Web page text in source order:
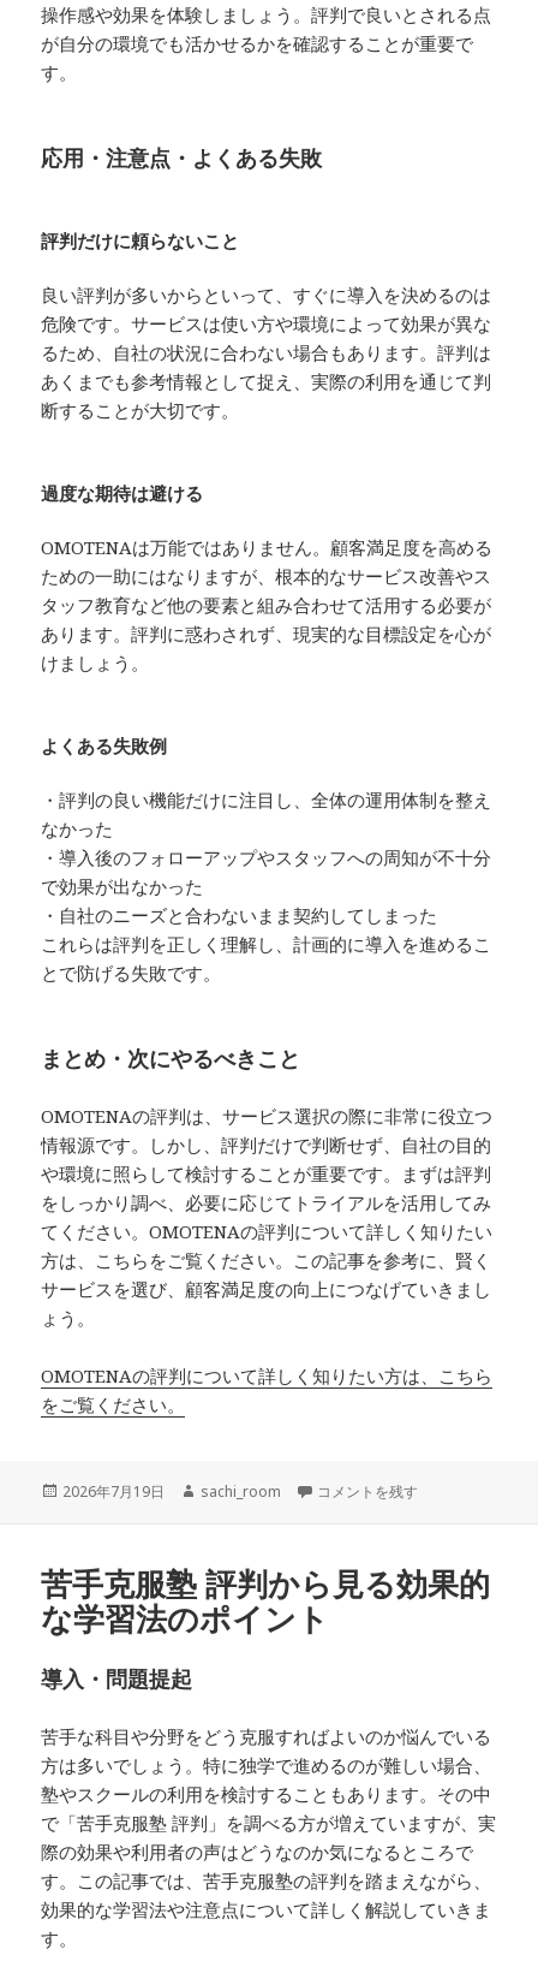
操作感や効果を体験しましょう。評判で良いとされる点
が自分の環境でも活かせるかを確認することが重要で
す。
応用・注意点・よくある失敗
評判だけに頼らないこと
良い評判が多いからといって、すぐに導入を決めるのは
危険です。サービスは使い方や環境によって効果が異な
るため、自社の状況に合わない場合もあります。評判は
あくまでも参考情報として捉え、実際の利用を通じて判
断することが大切です。
過度な期待は避ける
OMOTENAは万能ではありません。顧客満足度を高める
ための一助にはなりますが、根本的なサービス改善やス
タッフ教育など他の要素と組み合わせて活用する必要が
あります。評判に惑わされず、現実的な目標設定を心が
けましょう。
よくある失敗例
・評判の良い機能だけに注目し、全体の運用体制を整え
なかった
・導入後のフォローアップやスタッフへの周知が不十分
で効果が出なかった
・自社のニーズと合わないまま契約してしまった
これらは評判を正しく理解し、計画的に導入を進めるこ
とで防げる失敗です。
まとめ・次にやるべきこと
OMOTENAの評判は、サービス選択の際に非常に役立つ
情報源です。しかし、評判だけで判断せず、自社の目的
や環境に照らして検討することが重要です。まずは評判
をしっかり調べ、必要に応じてトライアルを活用してみ
てください。OMOTENAの評判について詳しく知りたい
方は、こちらをご覧ください。この記事を参考に、賢く
サービスを選び、顧客満足度の向上につなげていきまし
ょう。
OMOTENAの評判について詳しく知りたい方は、こちら
をご覧ください。
投
2026年7月19日
作
sachi_room OMOTENA（オモテナ）の評判
コメントを残す
苦手克服塾 評判から見る効果的
な学習法のポイント
導入・問題提起
苦手な科目や分野をどう克服すればよいのか悩んでいる
方は多いでしょう。特に独学で進めるのが難しい場合、
塾やスクールの利用を検討することもあります。その中
で「苦手克服塾 評判」を調べる方が増えていますが、実
際の効果や利用者の声はどうなのか気になるところで
す。この記事では、苦手克服塾の評判を踏まえながら、
効果的な学習法や注意点について詳しく解説していきま
す。